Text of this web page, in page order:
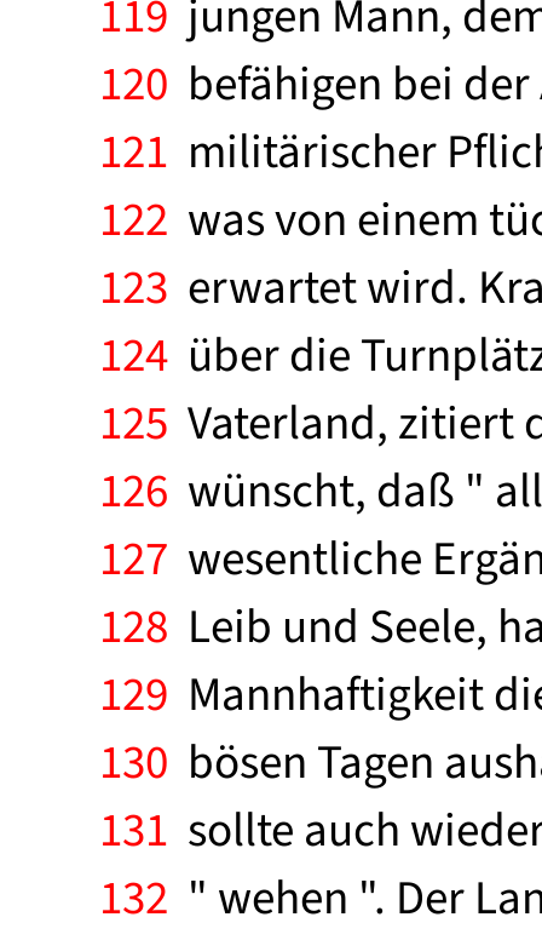
119 jungen Mann,
120 befähigen bei
121 militärischer
122 was von einem
123 erwartet wird.
124 über die
125 Vaterland, zitiert
126 wünscht, daß "
127 wesentliche
128 Leib und Seele,
129 Mannhaftigkeit
130 bösen Tagen
131 sollte auch
132 " wehen ". Der